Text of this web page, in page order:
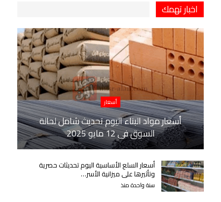
اخبار تهمك
أسعار
أسعار مواد البناء اليوم تحديث شامل لحالة
السوق في 12 مايو 2025
أسعار السلع الأساسية اليوم تحديثات حصرية
وتأثيرها على ميزانية الأسر…
سنة واحدة منذ